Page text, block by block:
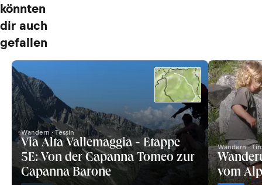
könnten
dir auch
gefallen
Wandern · Tessin
Via Alta Vallemaggia - Etappe
5E: Von der Capanna Tomeo zur
Capanna Barone
Wandern ·
vom